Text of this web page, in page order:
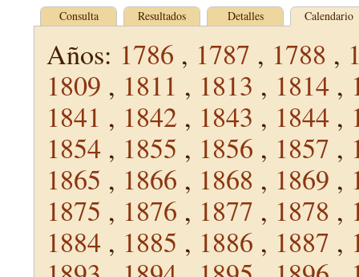
Consulta Resultados Detalles Calendario
Años: 1786 , 1787 , 1788 ,
1809 , 1811 , 1813 , 1814 ,
1841 , 1842 , 1843 , 1844 ,
1854 , 1855 , 1856 , 1857 ,
1865 , 1866 , 1868 , 1869 ,
1875 , 1876 , 1877 , 1878 ,
1884 , 1885 , 1886 , 1887 ,